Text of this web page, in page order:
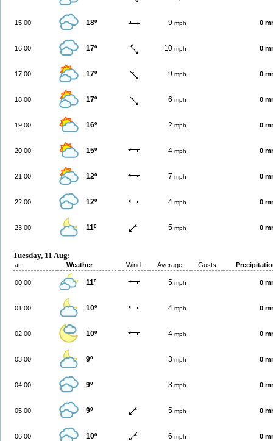
15:00 18º 9 mph 0
16:00 17º 10 mph 0
17:00 17º 9 mph 0
18:00 17º 6 mph 0
19:00 16º 2 mph 0
20:00 15º 4 mph 0
21:00 12º 7 mph 0
22:00 12º 4 mph 0
23:00 11º 5 mph 0
Tuesday, 11 Aug:
at Weather Wind: Average Gusts
00:00 11º 5 mph 0
01:00 10º 4 mph 0
02:00 10º 4 mph 0
03:00 9º 3 mph 0
04:00 9º 3 mph 0
05:00 9º 5 mph 0
06:00 10º 6 mph 0